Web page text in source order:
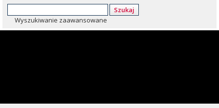
Szukaj
Wyszukiwanie zaawansowane